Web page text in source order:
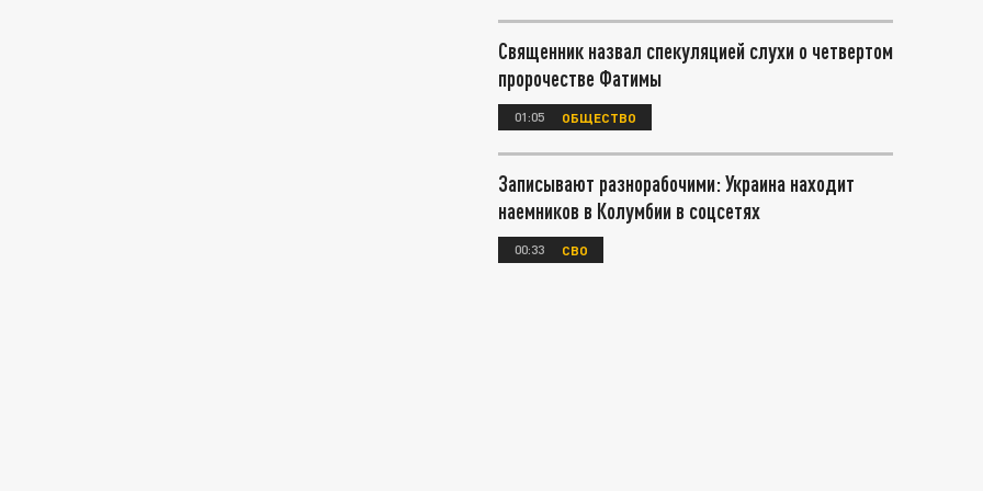
Священник назвал спекуляцией слухи о четвертом
пророчестве Фатимы
01:05 ОБЩЕСТВО
Записывают разнорабочими: Украина находит
наемников в Колумбии в соцсетях
00:33 СВО